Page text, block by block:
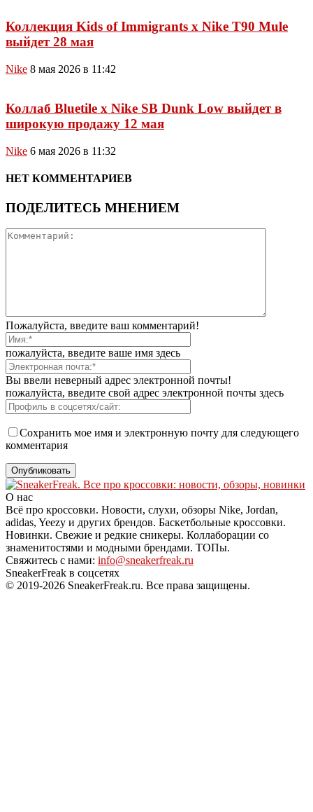
Коллекция Kids of Immigrants x Nike T90 Mule
выйдет 28 мая
Nike 8 мая 2026 в 11:42
Коллаб Bluetile x Nike SB Dunk Low выйдет в
широкую продажу 12 мая
Nike 6 мая 2026 в 11:32
НЕТ КОММЕНТАРИЕВ
ПОДЕЛИТЕСЬ МНЕНИЕМ
Пожалуйста, введите ваш комментарий!
пожалуйста, введите ваше имя здесь
Вы ввели неверный адрес электронной почты!
пожалуйста, введите свой адрес электронной почты здесь
Сохранить мое имя и электронную почту для следующего
комментария
О нас
Всё про кроссовки. Новости, слухи, обзоры Nike, Jordan,
adidas, Yeezy и других брендов. Баскетбольные кроссовки.
Новинки. Свежие и редкие сникеры. Коллаборации со
знаменитостями и модными брендами. ТОПы.
Свяжитесь с нами: info@sneakerfreak.ru
SneakerFreak в соцсетях
© 2019-2026 SneakerFreak.ru. Все права защищены.